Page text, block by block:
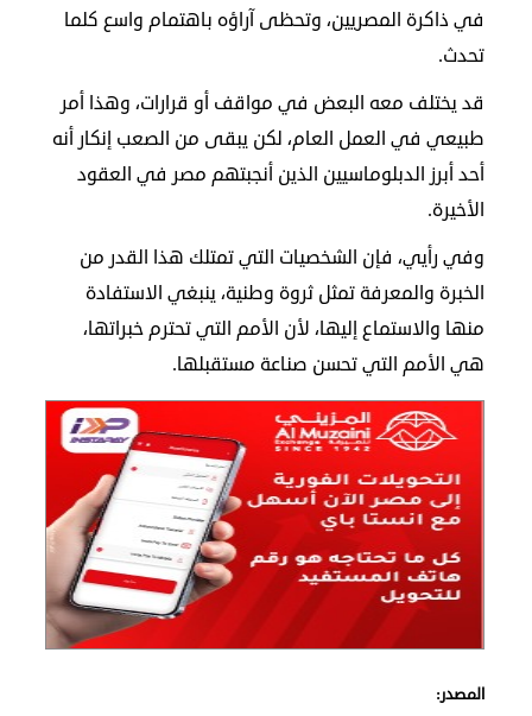
في ذاكرة المصريين، وتحظى آراؤه باهتمام واسع كلما
تحدث.
قد يختلف معه البعض في مواقف أو قرارات، وهذا أمر
طبيعي في العمل العام، لكن يبقى من الصعب إنكار أنه
أحد أبرز الدبلوماسيين الذين أنجبتهم مصر في العقود
الأخيرة.
وفي رأيي، فإن الشخصيات التي تمتلك هذا القدر من
الخبرة والمعرفة تمثل ثروة وطنية، ينبغي الاستفادة
منها والاستماع إليها، لأن الأمم التي تحترم خبراتها،
هي الأمم التي تحسن صناعة مستقبلها.
المصدر: